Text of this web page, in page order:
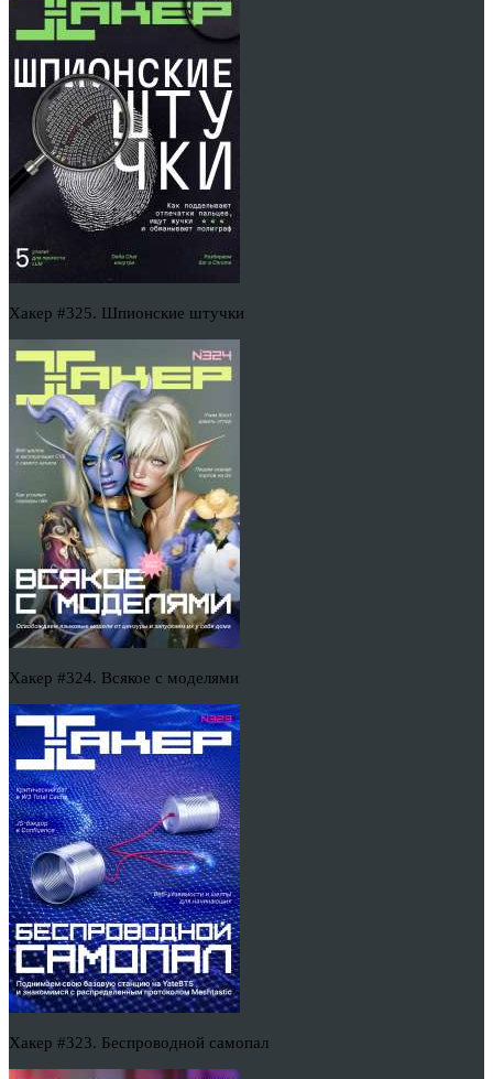
Хакер #325. Шпионские штучки
Хакер #324. Всякое с моделями
Хакер #323. Беспроводной самопал